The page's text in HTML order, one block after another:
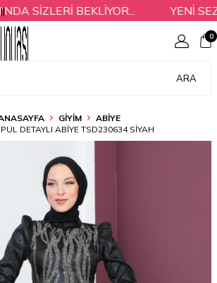
SİZLERİ BEKLİYOR... YENİ
ARA
0
GİYİM
ABİYE
DETAYLI ABIYE TSD230634 SIYAH